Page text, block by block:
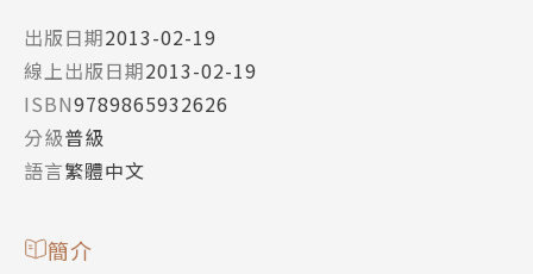
出版日期2013-02-19
線上出版日期2013-02-19
ISBN9789865932626
分級普級
語言繁體中文
簡介